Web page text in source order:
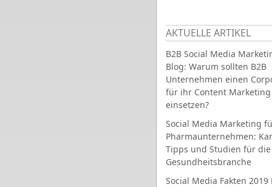
AKTUELLE ARTIKEL
B2B Social Media
Blog: Warum sollten B2B
Unternehmen einen
für ihr Content Marketing
einsetzen?
Social Media Marketing
Pharmaunternehmen:
Tipps und Studien für die
Gesundheitsbranche
Social Media Fakten 2019